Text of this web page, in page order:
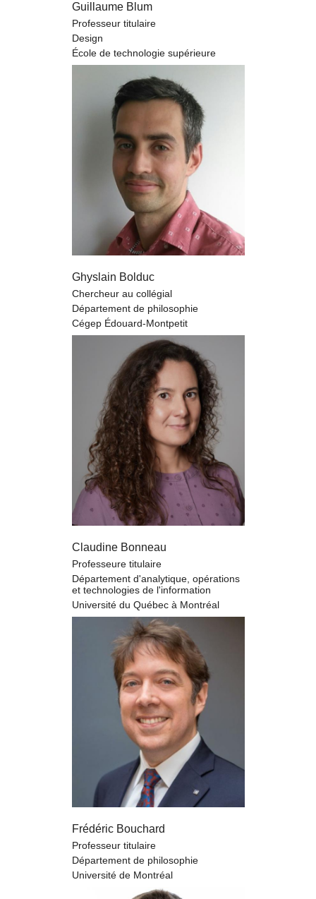
Guillaume Blum
Professeur titulaire
Design
École de technologie supérieure
Ghyslain Bolduc
Chercheur au collégial
Département de philosophie
Cégep Édouard-Montpetit
Claudine Bonneau
Professeure titulaire
Département d'analytique, opérations
et technologies de l'information
Université du Québec à Montréal
Frédéric Bouchard
Professeur titulaire
Département de philosophie
Université de Montréal